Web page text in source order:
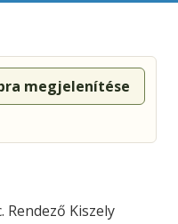
megjelenítése
Rendező Kiszely